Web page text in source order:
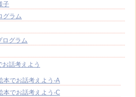
子
グラム
ログラム
話考えよう
本でお話考えよう-A
本でお話考えよう-C